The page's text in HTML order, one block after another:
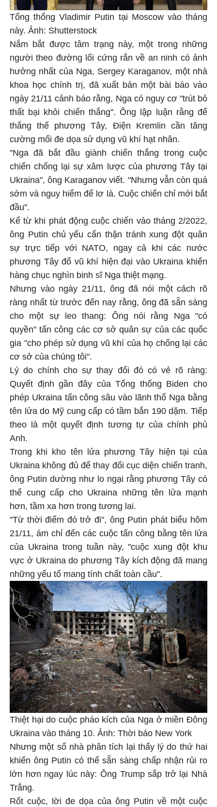
Tổng thống Vladimir Putin tại Moscow vào tháng
này. Ảnh: Shutterstock
Nắm bắt được tâm trạng này, một trong những
người theo đường lối cứng rắn về an ninh có ảnh
hưởng nhất của Nga, Sergey Karaganov, một nhà
khoa học chính trị, đã xuất bản một bài báo vào
ngày 21/11 cảnh báo rằng, Nga có nguy cơ "trút bỏ
thất bại khỏi chiến thắng". Ông lập luận rằng để
thắng thế phương Tây, Điện Kremlin cần tăng
cường mối đe dọa sử dụng vũ khí hạt nhân.
"Nga đã bắt đầu giành chiến thắng trong cuộc
chiến chống lại sự xâm lược của phương Tây tại
Ukraina", ông Karaganov viết. "Nhưng vẫn còn quá
sớm và nguy hiểm để lơ là. Cuộc chiến chỉ mới bắt
đầu".
Kể từ khi phát động cuộc chiến vào tháng 2/2022,
ông Putin chủ yếu cẩn thận tránh xung đột quân
sự trực tiếp với NATO, ngay cả khi các nước
phương Tây đổ vũ khí hiện đại vào Ukraina khiến
hàng chục nghìn binh sĩ Nga thiệt mạng.
Nhưng vào ngày 21/11, ông đã nói một cách rõ
ràng nhất từ trước đến nay rằng, ông đã sẵn sàng
cho một sự leo thang: Ông nói rằng Nga "có
quyền" tấn công các cơ sở quân sự của các quốc
gia "cho phép sử dụng vũ khí của họ chống lại các
cơ sở của chúng tôi".
Lý do chính cho sự thay đổi đó có vẻ rõ ràng:
Quyết định gần đây của Tổng thống Biden cho
phép Ukraina tấn công sâu vào lãnh thổ Nga bằng
tên lửa do Mỹ cung cấp có tầm bắn 190 dặm. Tiếp
theo là một quyết định tương tự của chính phủ
Anh.
Trong khi kho tên lửa phương Tây hiện tại của
Ukraina không đủ để thay đổi cục diện chiến tranh,
ông Putin dường như lo ngại rằng phương Tây có
thể cung cấp cho Ukraina những tên lửa mạnh
hơn, tầm xa hơn trong tương lai.
"Từ thời điểm đó trở đi", ông Putin phát biểu hôm
21/11, ám chỉ đến các cuộc tấn công bằng tên lửa
của Ukraina trong tuần này, "cuộc xung đột khu
vực ở Ukraina do phương Tây kích động đã mang
những yếu tố mang tính chất toàn cầu".
Thiệt hại do cuộc pháo kích của Nga ở miền Đông
Ukraina vào tháng 10. Ảnh: Thời báo New York
Nhưng một số nhà phân tích lại thấy lý do thứ hai
khiến ông Putin có thể sẵn sàng chấp nhận rủi ro
lớn hơn ngay lúc này: Ông Trump sắp trở lại Nhà
Trắng.
Rốt cuộc, lời đe dọa của ông Putin về một cuộc